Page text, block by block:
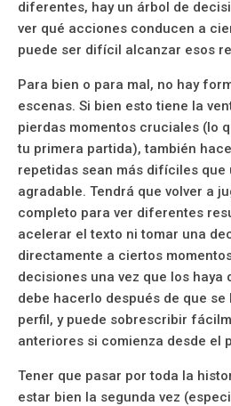
diferentes, hay un árbol de
ver qué acciones conducen a
puede ser difícil alcanzar esos
Para bien o para mal, no hay
escenas. Si bien esto tiene la
pierdas momentos cruciales (lo
tu primera partida), también
repetidas sean más difíciles que
agradable. Tendrá que volver a
completo para ver diferentes
acelerar el texto ni tomar una
directamente a ciertos
decisiones una vez que los haya
debe hacerlo después de que se
perfil, y puede sobrescribir
anteriores si comienza desde el
Tener que pasar por toda la
estar bien la segunda vez